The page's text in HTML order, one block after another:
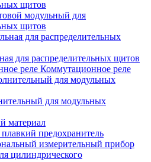
модульный для
щитов
для распределительных щитов
Коммутационное реле
для модульных
материал
предохранитель
измерительный прибор